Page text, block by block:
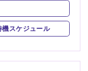
機スケジュール